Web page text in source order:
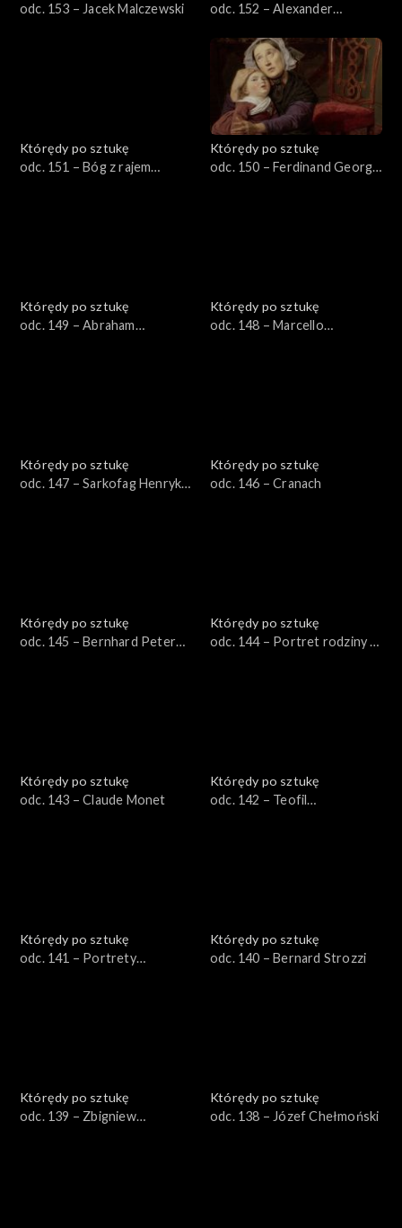
odc. 153 – Jacek Malczewski
odc. 152 – Alexander
Którędy po sztukę
odc. 151 – Bóg z rajem
Którędy po sztukę
odc. 150 – Ferdinand Georg
Którędy po sztukę
odc. 149 – Abraham
Którędy po sztukę
odc. 148 – Marcello
Którędy po sztukę
odc. 147 – Sarkofag Henryka
Którędy po sztukę
odc. 146 – Cranach
Którędy po sztukę
odc. 145 – Bernhard Peter
Którędy po sztukę
odc. 144 – Portret rodziny w
Którędy po sztukę
odc. 143 – Claude Monet
Którędy po sztukę
odc. 142 – Teofil
Którędy po sztukę
odc. 141 – Portrety
Którędy po sztukę
odc. 140 – Bernard Strozzi
Którędy po sztukę
odc. 139 – Zbigniew
Którędy po sztukę
odc. 138 – Józef Chełmoński